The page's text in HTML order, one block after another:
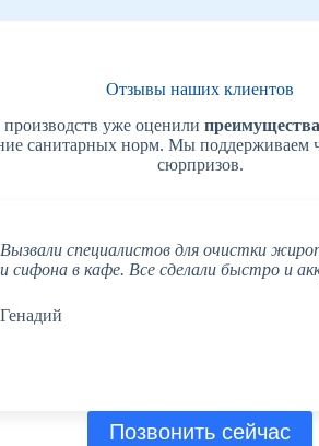
Отзывы наших клиентов
уже оценили
санитарных норм. Мы поддерживаем
сюрпризов.
Вызвали специалистов для очистки
и сифона в кафе. Все сделали быстро и
Генадий
Позвонить сейчас